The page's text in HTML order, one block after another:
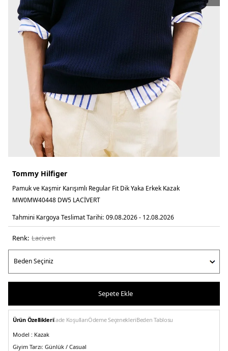
Tommy Hilfiger
Pamuk ve Kaşmir Karışımlı Regular Fit Dik Yaka Erkek Kazak
MW0MW40448 DW5 LACİVERT
Tahmini Kargoya Teslimat Tarihi: 09.08.2026 - 12.08.2026
Renk: laci̇vert
Sepete Ekle
Ürün Özellikleriİade KoşullarıÖdeme SeçenekleriBeden Tablosu
Model : Kazak
Giyim Tarzı: Günlük / Casual